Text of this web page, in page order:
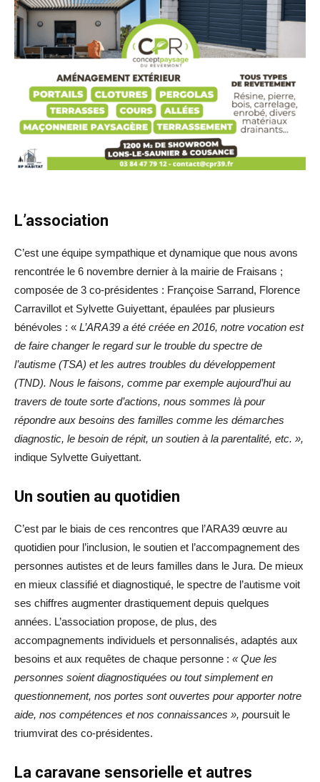
L’association
C’est une équipe sympathique et dynamique que nous avons
rencontrée le 6 novembre dernier à la mairie de Fraisans ;
composée de 3 co-présidentes : Françoise Sarrand, Florence
Carravillot et Sylvette Guiyettant, épaulées par plusieurs
bénévoles : « L’ARA39 a été créée en 2016, notre vocation est
de faire changer le regard sur le trouble du spectre de
l’autisme (TSA) et les autres troubles du développement
(TND). Nous le faisons, comme par exemple aujourd’hui au
travers de toute sorte d’actions, ​nous sommes là pour
répondre aux besoins des familles comme les démarches
diagnostic, le besoin de répit, un soutien à la parentalité, etc. »,
indique Sylvette Guiyettant.
Un soutien au quotidien
C’est par le biais de ces rencontres que l’ARA39 œuvre au
quotidien pour l’inclusion, le soutien et l’accompagnement des
personnes autistes et de leurs familles dans le Jura. De mieux
en mieux classifié et diagnostiqué, le spectre de l’autisme voit
ses chiffres augmenter drastiquement depuis quelques
années. L’association propose, de plus, des
accompagnements individuels et personnalisés, adaptés aux
besoins et aux requêtes de chaque personne : « Que les
personnes soient diagnostiquées ou tout simplement en
questionnement, nos portes sont ouvertes pour apporter notre
aide, nos compétences et nos connaissances », poursuit le
triumvirat des co-présidentes.
La caravane sensorielle et autres